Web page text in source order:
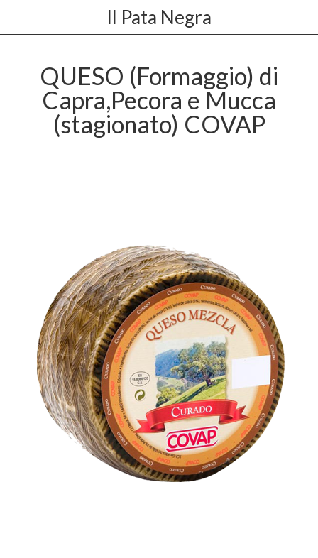
Il Pata Negra
QUESO (Formaggio) di
Capra,Pecora e Mucca
(stagionato) COVAP